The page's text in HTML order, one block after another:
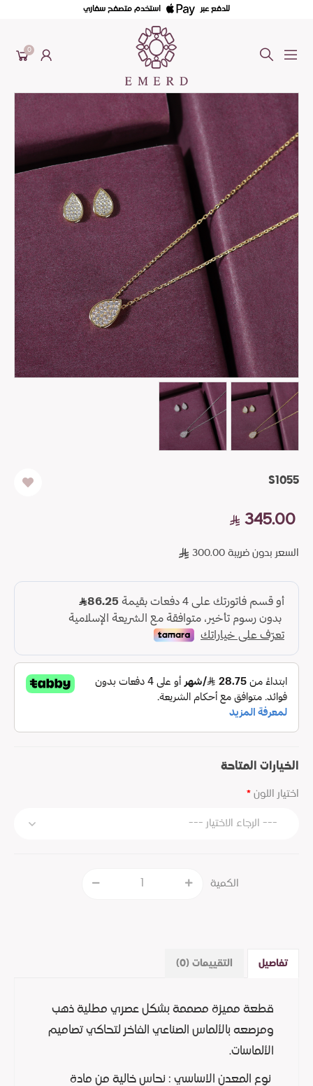
للدفع عبر استخدم متصفح سفاري
0
S1055
345.00
السعر بدون ضريبة 300.00
الخيارات المتاحة
اختيار اللون
الكمية
تفاصيل التقييمات (0)
قطعة مميزة مصممة بشكل عصري مطلية ذهب
ومرصعه بالألماس الصناعي الفاخر لتحاكي تصاميم
الألماسات.
نوع المعدن الاساسي : نحاس خالية من مادة